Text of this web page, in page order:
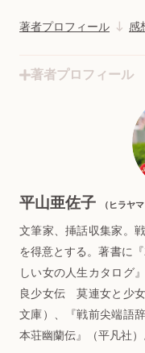
著者プロフィール 感
著者プロフィール
平山亜佐子 （ヒラヤ
文筆家、挿話収集家。
を得意とする。著書に
しい女の人生カタログ
良少女伝 莫連女と少
文庫）、『戦前尖端語
本荘幽蘭伝』（平凡社）